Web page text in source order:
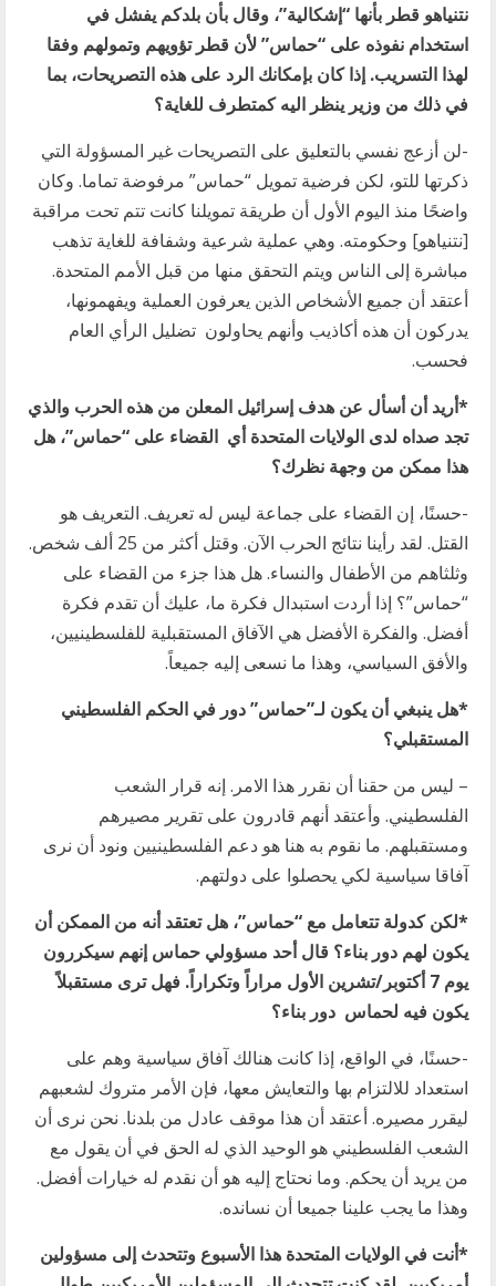
نتنياهو قطر بأنها “إشكالية”، وقال بأن بلدكم يفشل في
استخدام نفوذه على “حماس” لأن قطر تؤويهم وتمولهم وفقا
لهذا التسريب. إذا كان بإمكانك الرد على هذه التصريحات، بما
في ذلك من وزير ينظر اليه كمتطرف للغاية؟
-لن أزعج نفسي بالتعليق على التصريحات غير المسؤولة التي
ذكرتها للتو، لكن فرضية تمويل “حماس” مرفوضة تماما. وكان
واضحًا منذ اليوم الأول أن طريقة تمويلنا كانت تتم تحت مراقبة
[نتنياهو] وحكومته. وهي عملية شرعية وشفافة للغاية تذهب
مباشرة إلى الناس ويتم التحقق منها من قبل الأمم المتحدة.
أعتقد أن جميع الأشخاص الذين يعرفون العملية ويفهمونها،
يدركون أن هذه أكاذيب وأنهم يحاولون تضليل الرأي العام
فحسب.
*أريد أن أسأل عن هدف إسرائيل المعلن من هذه الحرب والذي
تجد صداه لدى الولايات المتحدة أي القضاء على “حماس”، هل
هذا ممكن من وجهة نظرك؟
-حسنًا، إن القضاء على جماعة ليس له تعريف. التعريف هو
القتل. لقد رأينا نتائج الحرب الآن. وقتل أكثر من 25 ألف شخص.
وثلثاهم من الأطفال والنساء. هل هذا جزء من القضاء على
“حماس”؟ إذا أردت استبدال فكرة ما، عليك أن تقدم فكرة
أفضل. والفكرة الأفضل هي الآفاق المستقبلية للفلسطينيين،
والأفق السياسي، وهذا ما نسعى إليه جميعاً.
*هل ينبغي أن يكون لـ”حماس” دور في الحكم الفلسطيني
المستقبلي؟
– ليس من حقنا أن نقرر هذا الامر. إنه قرار الشعب
الفلسطيني. وأعتقد أنهم قادرون على تقرير مصيرهم
ومستقبلهم. ما نقوم به هنا هو دعم الفلسطينيين ونود أن نرى
آفاقا سياسية لكي يحصلوا على دولتهم.
*لكن كدولة تتعامل مع “حماس”، هل تعتقد أنه من الممكن أن
يكون لهم دور بناء؟ قال أحد مسؤولي حماس إنهم سيكررون
يوم 7 أكتوبر/تشرين الأول مراراً وتكراراً. فهل ترى مستقبلاً
يكون فيه لحماس دور بناء؟
-حسنًا، في الواقع، إذا كانت هنالك آفاق سياسية وهم على
استعداد للالتزام بها والتعايش معها، فإن الأمر متروك لشعبهم
ليقرر مصيره. أعتقد أن هذا موقف عادل من بلدنا. نحن نرى أن
الشعب الفلسطيني هو الوحيد الذي له الحق في أن يقول مع
من يريد أن يحكم. وما نحتاج إليه هو أن نقدم له خيارات أفضل.
وهذا ما يجب علينا جميعا أن نسانده.
*أنت في الولايات المتحدة هذا الأسبوع وتتحدث إلى مسؤولين